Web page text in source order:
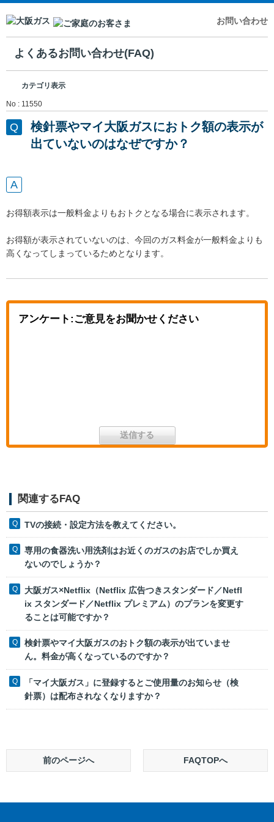
お問い合わせ
よくあるお問い合わせ(FAQ)
カテゴリ表示
No : 11550
検針票やマイ大阪ガスにおトク額の表示が
出ていないのはなぜですか？
お得額表示は一般料金よりもおトクとなる場合に表示されます。
お得額が表示されていないのは、今回のガス料金が一般料金よりも
高くなってしまっているためとなります。
アンケート:ご意見をお聞かせください
関連するFAQ
TVの接続・設定方法を教えてください。
専用の食器洗い用洗剤はお近くのガスのお店でしか買え
ないのでしょうか？
大阪ガス×Netflix（Netflix 広告つきスタンダード／Netfl
ix スタンダード／Netflix プレミアム）のプランを変更す
ることは可能ですか？
検針票やマイ大阪ガスのおトク額の表示が出ていませ
ん。料金が高くなっているのですか？
「マイ大阪ガス」に登録するとご使用量のお知らせ（検
針票）は配布されなくなりますか？
前のページへ FAQTOPへ